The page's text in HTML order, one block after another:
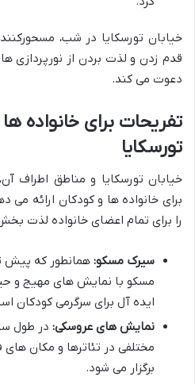
خیابان تورسکایا در شب،
قدم زدن و لذت بردن از نورپردازی
دعوت می کند.
تفریحات برای خانواده
تورسکایا
خیابان تورسکایا و مناطق اطراف
برای خانواده ها و کودکان ارائه
را برای تمام اعضای خانواده لذت
سیرک مسکو: همانطور که پیش
مسکو با نمایش های مهیج و
ایده آل برای سرگرمی کودکان
نمایش های عروسکی: در طول
مختلفی در تئاترها و مکان های
برگزار می شود.